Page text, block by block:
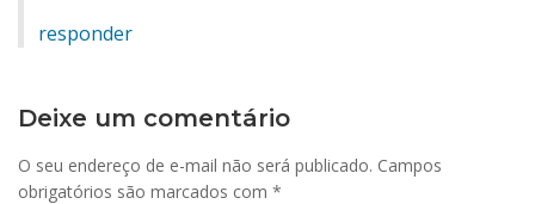
responder
Deixe um comentário
O seu endereço de e-mail não será publicado. Campos
obrigatórios são marcados com *